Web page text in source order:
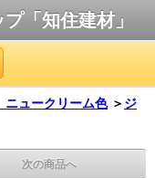
「知住建材」
ュークリーム色 ＞ ジ
次の商品へ